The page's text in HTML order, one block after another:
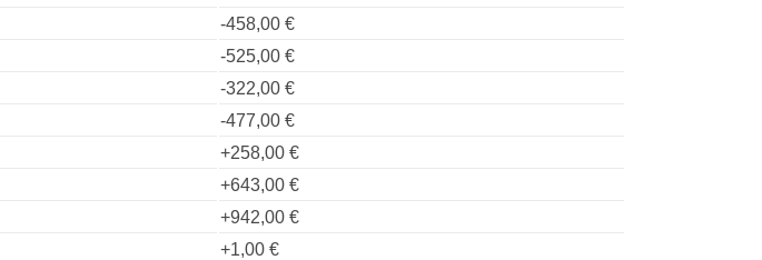
-458,00 €
-525,00 €
-322,00 €
-477,00 €
+258,00 €
+643,00 €
+942,00 €
+1,00 €